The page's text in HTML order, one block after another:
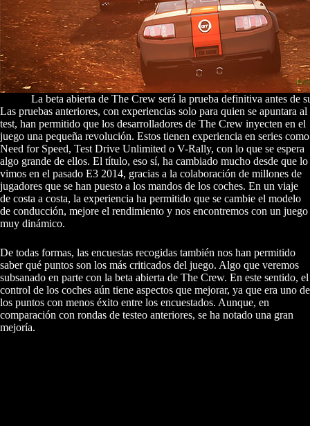
La beta abierta de The Crew será la prueba definitiva antes de
Las pruebas anteriores, con experiencias solo para quien se apuntara al
test, han permitido que los desarrolladores de The Crew inyecten en el
juego una pequeña revolución. Estos tienen experiencia en series como
Need for Speed, Test Drive Unlimited o V-Rally, con lo que se espera
algo grande de ellos. El título, eso sí, ha cambiado mucho desde que lo
vimos en el pasado E3 2014, gracias a la colaboración de millones de
jugadores que se han puesto a los mandos de los coches. En un viaje
de costa a costa, la experiencia ha permitido que se cambie el modelo
de conducción, mejore el rendimiento y nos encontremos con un juego
muy dinámico.
De todas formas, las encuestas recogidas también nos han permitido
saber qué puntos son los más criticados del juego. Algo que veremos
subsanado en parte con la beta abierta de The Crew. En este sentido, el
control de los coches aún tiene aspectos que mejorar, ya que era uno de
los puntos con menos éxito entre los encuestados. Aunque, en
comparación con rondas de testeo anteriores, se ha notado una gran
mejoría.